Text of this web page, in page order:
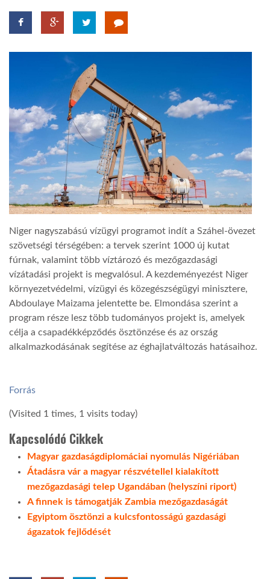
DOBRAVERO.HU
LATIMO.HU
GLOBOBOOK
Niger nagyszabású vízügyi programot indít a Száhel-övezet
szövetségi térségében: a tervek szerint 1000 új kutat
fúrnak, valamint több víztározó és mezőgazdasági
vízátadási projekt is megvalósul. A kezdeményezést Niger
környezetvédelmi, vízügyi és közegészségügyi minisztere,
Abdoulaye Maizama jelentette be. Elmondása szerint a
program része lesz több tudományos projekt is, amelyek
célja a csapadékképződés ösztönzése és az ország
alkalmazkodásának segítése az éghajlatváltozás hatásaihoz.
Forrás
(Visited 1 times, 1 visits today)
Kapcsolódó Cikkek
Magyar gazdaságdiplomáciai nyomulás Nigériában
Átadásra vár a magyar részvétellel kialakított
mezőgazdasági telep Ugandában (helyszíni riport)
A finnek is támogatják Zambia mezőgazdaságát
Egyiptom ösztönzi a kulcsfontosságú gazdasági
ágazatok fejlődését